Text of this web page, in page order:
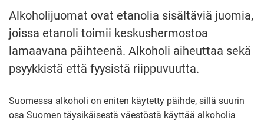
Alkoholijuomat ovat etanolia sisältäviä juomia,
joissa etanoli toimii keskushermostoa
lamaavana päihteenä. Alkoholi aiheuttaa sekä
psyykkistä että fyysistä riippuvuutta.
Suomessa alkoholi on eniten käytetty päihde, sillä suurin
osa Suomen täysikäisestä väestöstä käyttää alkoholia